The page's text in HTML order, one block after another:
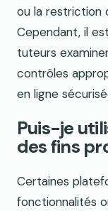
ou la restriction
Cependant, il
tuteurs
contrôles
en ligne
Puis-je
des fins
Certaines
fonctionnalités